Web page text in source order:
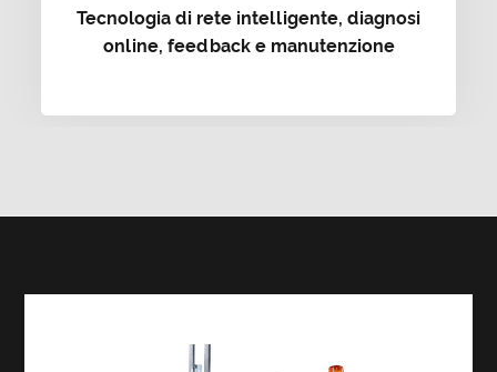
Tecnologia di rete intelligente, diagnosi
online, feedback e manutenzione